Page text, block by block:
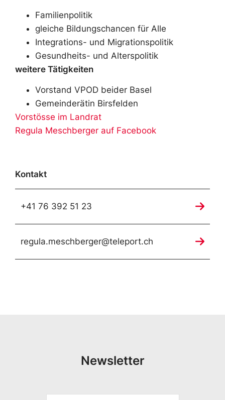
Familienpolitik
gleiche Bildungschancen für Alle
Integrations- und Migrationspolitik
Gesundheits- und Alterspolitik
weitere Tätigkeiten
Vorstand VPOD beider Basel
Gemeinderätin Birsfelden
Vorstösse im Landrat
Regula Meschberger auf Facebook
Kontakt
+41 76 392 51 23
regula.meschberger@teleport.ch
Newsletter
S